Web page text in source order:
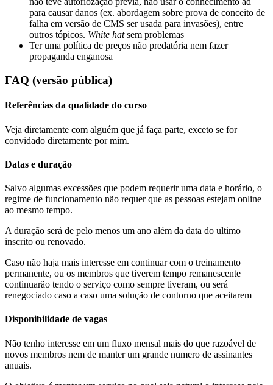
para causar danos (ex. abordagem sobre prova de conceito de
falha em versão de CMS ser usada para invasões), entre
outros tópicos. White hatsem problemas
Ter uma política de preços não predatória nem fazer
propaganda enganosa
FAQ (versão pública)
Referências da qualidade do curso
Veja diretamente com alguém que já faça parte, exceto se for
convidado diretamente por mim.
Datas e duração
Salvo algumas excessões que podem requerir uma data e horário, o
regime de funcionamento não requer que as pessoas estejam online
ao mesmo tempo.
A duração será de pelo menos um ano além da data do ultimo
inscrito ou renovado.
Caso não haja mais interesse em continuar com o treinamento
permanente, ou os membros que tiverem tempo remanescente
continuarão tendo o serviço como sempre tiveram, ou será
renegociado caso a caso uma solução de contorno que aceitarem
Disponibilidade de vagas
Não tenho interesse em um fluxo mensal mais do que razoável de
novos membros nem de manter um grande numero de assinantes
anuais.